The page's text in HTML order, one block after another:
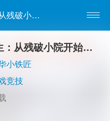
领主求生：从残破小院开始攻略
领主求生：从残破小院开始攻略
小铁匠
竞技